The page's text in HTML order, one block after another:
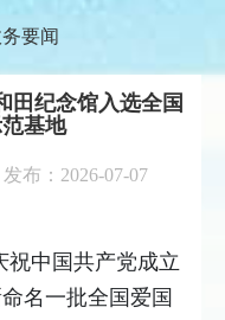
要闻
田纪念馆入选全国
基地
发布：2026-07-07
祝中国共产党成立
名一批全国爱国